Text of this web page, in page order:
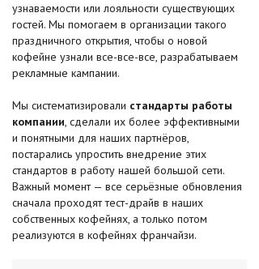
узнаваемости или лояльности существующих
гостей. Мы помогаем в организации такого
праздничного открытия, чтобы о новой
кофейне узнали все-все-все, разрабатываем
рекламные кампании.
Мы систематизировали стандарты работы
компании, сделали их более эффективными
и понятными для наших партнёров,
постарались упростить внедрение этих
стандартов в работу нашей большой сети.
Важный момент — все серьёзные обновления
сначала проходят тест-драйв в наших
собственных кофейнях, а только потом
реализуются в кофейнях франчайзи.